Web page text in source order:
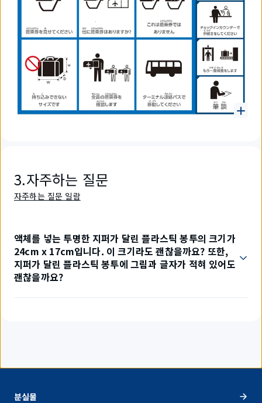
3.자주하는 질문
자주하는 질문 일람
액체를 넣는 투명한 지퍼가 달린 플라스틱 봉투의 크기가
24cm x 17cm입니다. 이 크기라도 괜찮을까요? 또한,
지퍼가 달린 플라스틱 봉투에 그림과 글자가 적혀 있어도
괜찮을까요?
분실물